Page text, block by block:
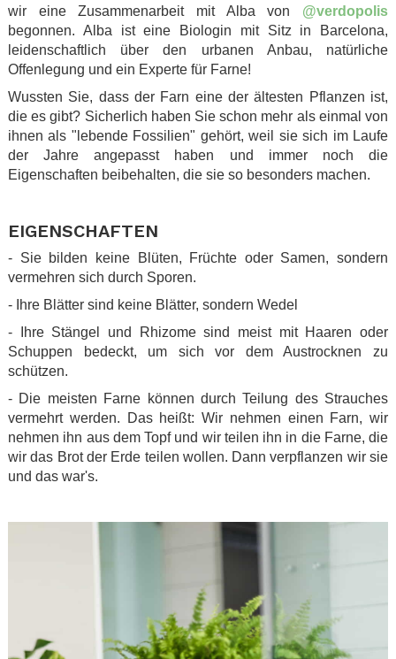
wir eine Zusammenarbeit mit Alba von @verdopolis
begonnen. Alba ist eine Biologin mit Sitz in Barcelona,
leidenschaftlich über den urbanen Anbau, natürliche
Offenlegung und ein Experte für Farne!
Wussten Sie, dass der Farn eine der ältesten Pflanzen ist,
die es gibt? Sicherlich haben Sie schon mehr als einmal von
ihnen als "lebende Fossilien" gehört, weil sie sich im Laufe
der Jahre angepasst haben und immer noch die
Eigenschaften beibehalten, die sie so besonders machen.
EIGENSCHAFTEN
- Sie bilden keine Blüten, Früchte oder Samen, sondern
vermehren sich durch Sporen.
- Ihre Blätter sind keine Blätter, sondern Wedel
- Ihre Stängel und Rhizome sind meist mit Haaren oder
Schuppen bedeckt, um sich vor dem Austrocknen zu
schützen.
- Die meisten Farne können durch Teilung des Strauches
vermehrt werden. Das heißt: Wir nehmen einen Farn, wir
nehmen ihn aus dem Topf und wir teilen ihn in die Farne, die
wir das Brot der Erde teilen wollen. Dann verpflanzen wir sie
und das war's.